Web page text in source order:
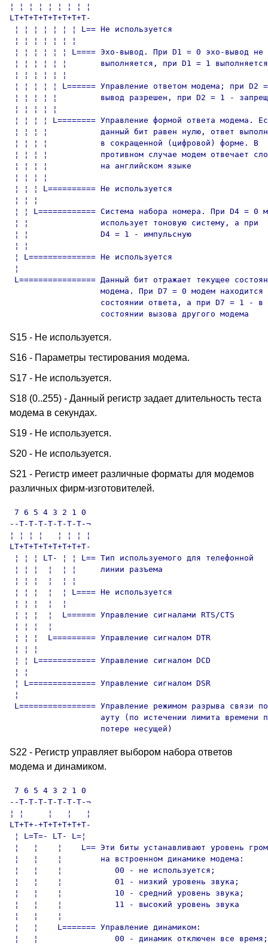
¦ ¦ ¦ ¦ ¦ ¦ ¦ ¦ ¦
LT+T+T+T+T+T+T+T-
¦ ¦ ¦ ¦ ¦ ¦ ¦ L== Не используется
¦ ¦ ¦ ¦ ¦ ¦ ¦
¦ ¦ ¦ ¦ ¦ ¦ L==== Эхо-вывод. При D1 = 0 эхо-вывод не
¦ ¦ ¦ ¦ ¦ ¦       выполняется, при D1 = 1 выполняется
¦ ¦ ¦ ¦ ¦ ¦
¦ ¦ ¦ ¦ ¦ L====== Управление ответом модема; при D2
¦ ¦ ¦ ¦ ¦         вывод разрешен, при D2 = 1 -
¦ ¦ ¦ ¦ ¦
¦ ¦ ¦ ¦ L======== Управление формой ответа модема.
¦ ¦ ¦ ¦           данный бит равен нулю, ответ
¦ ¦ ¦ ¦           в сокращенной (цифровой) форме. В
¦ ¦ ¦ ¦           противном случае модем отвечает
¦ ¦ ¦ ¦           на английском языке
¦ ¦ ¦ ¦
¦ ¦ ¦ L========== Не используется
¦ ¦ ¦
¦ ¦ L============ Система набора номера. При D4 = 0
¦ ¦               использует тоновую систему, а при
¦ ¦               D4 = 1 - импульсную
¦ ¦
¦ L============== Не используется
¦
L================ Данный бит отражает текущее
модема. При D7 = 0 модем находится
                   состоянии ответа, а при D7 = 1 - в
                   состоянии вызова другого модема
S15 - Не используется.
S16 - Параметры тестирования модема.
S17 - Не используется.
S18 (0..255) - Данный регистр задает длительность теста
модема в секундах.
S19 - Не используется.
S20 - Не используется.
S21 - Регистр имеет различные форматы для модемов
различных фирм-изготовителей.
7 6 5 4 3 2 1 0
--T-T-T-T-T-T-T-¬
¦ ¦ ¦ ¦   ¦ ¦ ¦ ¦
LT+T+T+T+T+T+T+T-
¦ ¦ ¦ LT- ¦ ¦ L== Тип используемого для телефонной
¦ ¦ ¦  ¦  ¦ ¦     линии разъема
¦ ¦ ¦  ¦  ¦ ¦
¦ ¦ ¦  ¦  ¦ L==== Не используется
¦ ¦ ¦  ¦  ¦
¦ ¦ ¦  ¦  L====== Управление сигналами RTS/CTS
¦ ¦ ¦  ¦
¦ ¦ ¦  L========= Управление сигналом DTR
¦ ¦ ¦
¦ ¦ L============ Управление сигналом DCD
¦ ¦
¦ L============== Управление сигналом DSR
¦
L================ Управление режимом разрыва связи
ауту (по истечении лимита времени
                   потере несущей)
S22 - Регистр управляет выбором набора ответов
модема и динамиком.
7 6 5 4 3 2 1 0
--T-T-T-T-T-T-T-¬
¦ ¦     ¦   ¦   ¦
LT+T+-+T+T+T+T+T-
¦ L=T=- LT- L=¦
¦   ¦    ¦    L== Эти биты устанавливают уровень
¦   ¦    ¦        на встроенном динамике модема:
¦   ¦    ¦           00 - не используется;
¦   ¦    ¦           01 - низкий уровень звука;
¦   ¦    ¦           10 - средний уровень звука;
¦   ¦    ¦           11 - высокий уровень звука
¦   ¦    ¦
¦   ¦    L======= Управление динамиком:
¦   ¦                00 - динамик отключен все время;